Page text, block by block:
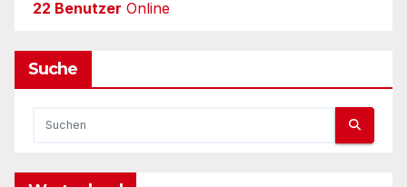
22 Benutzer Online
Suche